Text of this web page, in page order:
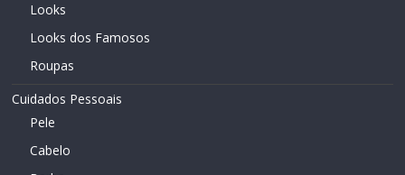
Looks
Looks dos Famosos
Roupas
Cuidados Pessoais
Pele
Cabelo